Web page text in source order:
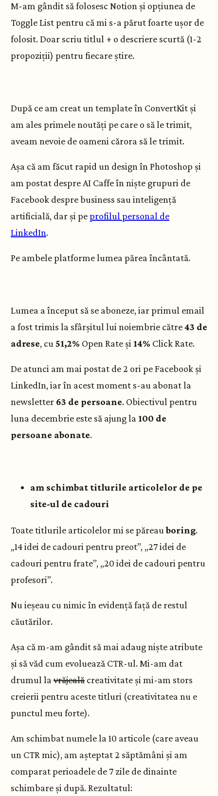
M-am gândit să folosesc Notion și opțiunea de
Toggle List pentru că mi s-a părut foarte ușor de
folosit. Doar scriu titlul + o descriere scurtă (1-2
propoziții) pentru fiecare știre.
După ce am creat un template în ConvertKit și
am ales primele noutăți pe care o să le trimit,
aveam nevoie de oameni cărora să le trimit.
Așa că am făcut rapid un design în Photoshop și
am postat despre AI Caffe în niște grupuri de
Facebook despre business sau inteligență
artificială, dar și peprofilul personal de
LinkedIn.
Pe ambele platforme lumea părea încântată.
Lumea a început să se aboneze, iar primul email
a fost trimis la sfârșitul lui noiembrie către43 de
adrese, cu 51,2% Open Rate și 14% Click Rate.
De atunci am mai postat de 2 ori pe Facebook și
LinkedIn, iar în acest moment s-au abonat la
newsletter 63 de persoane. Obiectivul pentru
luna decembrie este să ajung la 100 de
persoane abonate.
am schimbat titlurile articolelor de pe
site-ul de cadouri
Toate titlurile articolelor mi se păreauboring.
„14 idei de cadouri pentru preot”, „27 idei de
cadouri pentru frate”, „20 idei de cadouri pentru
profesori”.
Nu ieșeau cu nimic în evidență față de restul
căutărilor.
Așa că m-am gândit să mai adaug niște atribute
și să văd cum evoluează CTR-ul. Mi-am dat
drumul la vrăjeală creativitate și mi-am stors
creierii pentru aceste titluri (creativitatea nu e
punctul meu forte).
Am schimbat numele la 10 articole (care aveau
un CTR mic), am așteptat 2 săptămâni și am
comparat perioadele de 7 zile de dinainte
schimbare și după. Rezultatul: